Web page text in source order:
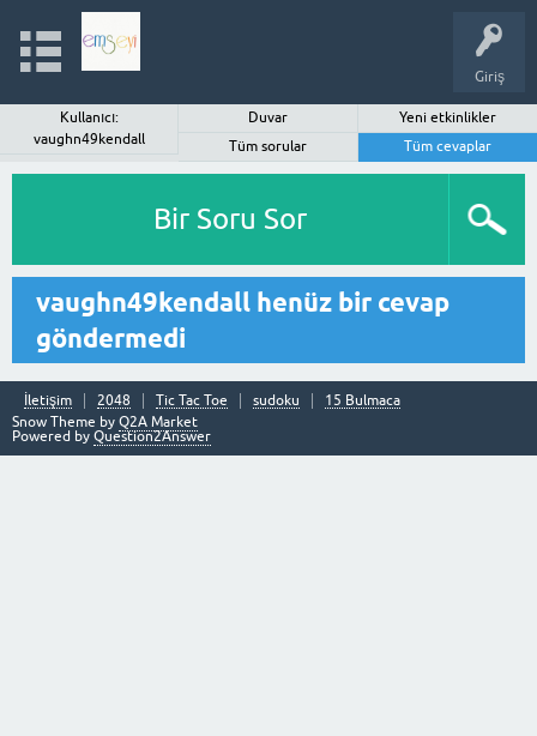
Giriş
Kullanıcı:
vaughn49kendall
Duvar
Yeni etkinlikler
Tüm sorular
Tüm cevaplar
Bir Soru Sor
vaughn49kendall henüz bir cevap
göndermedi
İletişim 2048 Tic Tac Toe sudoku
15 Bulmaca
Snow Theme by Q2A Market
Powered by Question2Answer